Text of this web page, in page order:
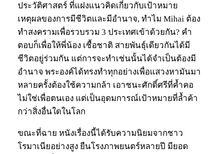
ประวัติศาสตร์ ที่แฝงแนวคิดเกี่ยวกับเป้าหมาย
เหตุผลของการมีชีวิตและมีอำนาจ, ทำไม Mihai ต้อง
ทำสงครามเพื่อรวบรวม 3 ประเทศเข้าด้วยกัน? คำ
ตอบก็เพื่อให้พี่น้อง เชื้อชาติ สายพันธุ์เดียวกันได้มี
ชีวิตอยู่ร่วมกัน แต่การจะทำเช่นนั้นได้จำเป็นต้องมี
อำนาจ พระองค์ได้ทรงทำทุกอย่างเพื่อแสวงหามันมา
หลายครั้งต้องใช้ความกล้า เอาชนะศักดิ์ศรีที่ค้ำคอ
ไม่ใช่เพื่อตนเอง แต่เป็นอุดมการณ์เป้าหมายที่ล้ำค้า
กว่าสิ่งอื่นใดในโลก
ขณะที่ฉาย หนังเรื่องนี้ได้รับความนิยมจากชาว
โรมาเนียอย่างสูง ยืนโรงภาพยนตร์หลายปี มียอด